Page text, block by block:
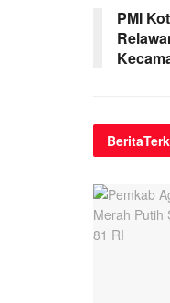
PMI
Berita